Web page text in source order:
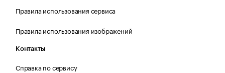
Правила использования сервиса
Правила использования изображений
Контакты
Справка по сервису